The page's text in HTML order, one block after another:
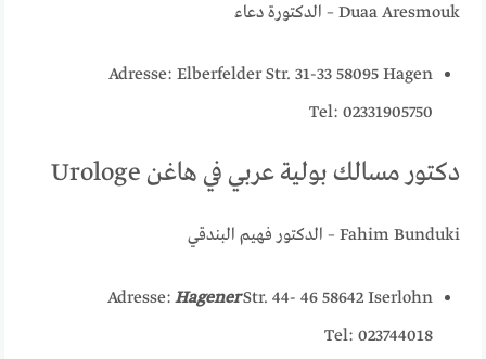
Duaa Aresmouk – الدكتورة دعاء
Adresse: Elberfelder Str. 31-33 58095 Hagen
Tel: 02331905750
دكتور مسالك بولية عربي في هاغن Urologe
Fahim Bunduki – الدكتور فهيم البندقي
Adresse: HagenerStr. 44- 46 58642 Iserlohn
Tel: 023744018